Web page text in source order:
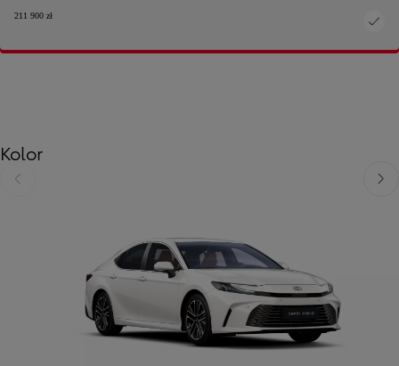
211 900 zł
Kolor
Poprzedni